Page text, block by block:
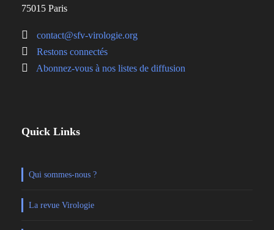
75015 Paris
contact@sfv-virologie.org
Restons connectés
Abonnez-vous à nos listes de diffusion
Quick Links
Qui sommes-nous ?
La revue Virologie